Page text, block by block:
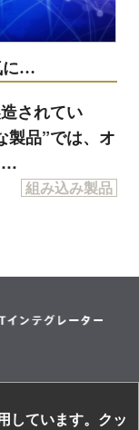
に…
されてい
製品”では、オ
…
組み込み製品
しています。クッ